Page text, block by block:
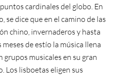
cardinales del globo. En
se dice que en el camino de las
chino, invernaderos y hasta
de estío la música llena
grupos musicales en su gran
Los lisboetas eligen sus